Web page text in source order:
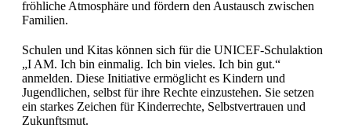
fröhliche Atmosphäre und fördern den Austausch zwischen
Familien.
Schulen und Kitas können sich für die UNICEF-Schulaktion
„I AM. Ich bin einmalig. Ich bin vieles. Ich bin gut.“
anmelden. Diese Initiative ermöglicht es Kindern und
Jugendlichen, selbst für ihre Rechte einzustehen. Sie setzen
ein starkes Zeichen für Kinderrechte, Selbstvertrauen und
Zukunftsmut.